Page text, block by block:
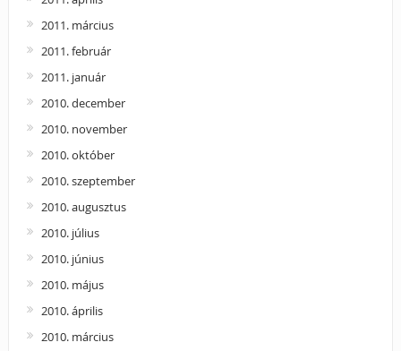
2011. március
2011. február
2011. január
2010. december
2010. november
2010. október
2010. szeptember
2010. augusztus
2010. július
2010. június
2010. május
2010. április
2010. március